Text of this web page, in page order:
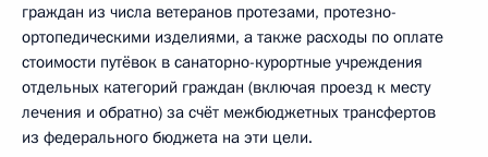
граждан из числа ветеранов протезами, протезно-
ортопедическими изделиями, а также расходы по оплате
стоимости путёвок в санаторно-курортные учреждения
отдельных категорий граждан (включая проезд к месту
лечения и обратно) за счёт межбюджетных трансфертов
из федерального бюджета на эти цели.